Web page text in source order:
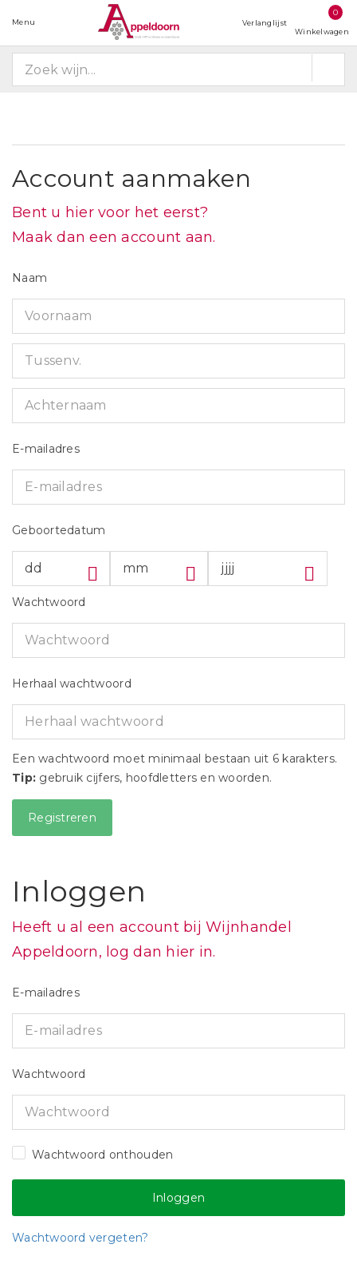
Menu Verlanglijst
0
Winkelwagen
Account aanmaken
Bent u hier voor het eerst?
Maak dan een account aan.
Naam
E-mailadres
Geboortedatum
Wachtwoord
Herhaal wachtwoord
Een wachtwoord moet minimaal bestaan uit 6 karakters.
Tip: gebruik cijfers, hoofdletters en woorden.
Inloggen
Heeft u al een account bij Wijnhandel
Appeldoorn, log dan hier in.
E-mailadres
Wachtwoord
Wachtwoord onthouden
Wachtwoord vergeten?